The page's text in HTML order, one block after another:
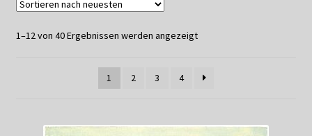
Linkliste
1–12 von 40 Ergebnissen werden angezeigt
1 2 3 4